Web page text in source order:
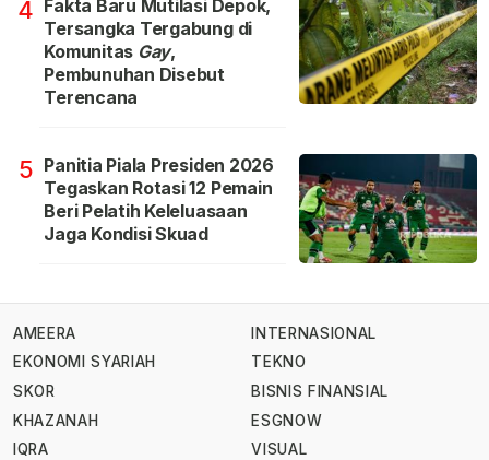
4 Fakta Baru Mutilasi Depok,
Tersangka Tergabung di
Komunitas Gay,
Pembunuhan Disebut
Terencana
5 Panitia Piala Presiden 2026
Tegaskan Rotasi 12 Pemain
Beri Pelatih Keleluasaan
Jaga Kondisi Skuad
AMEERA
EKONOMI SYARIAH
SKOR
KHAZANAH
IQRA
INTERNASIONAL
TEKNO
BISNIS FINANSIAL
ESGNOW
VISUAL